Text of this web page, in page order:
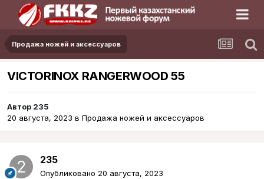
Продажа ножей и аксессуаров
VICTORINOX RANGERWOOD 55
Автор 235
20 августа, 2023 в Продажа ножей и аксессуаров
235
Опубликовано 20 августа, 2023